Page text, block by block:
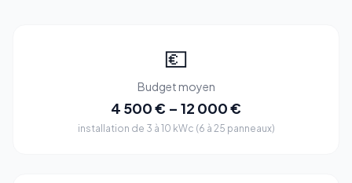
💶
Budget moyen
4 500 € – 12 000 €
installation de 3 à 10 kWc (6 à 25 panneaux)